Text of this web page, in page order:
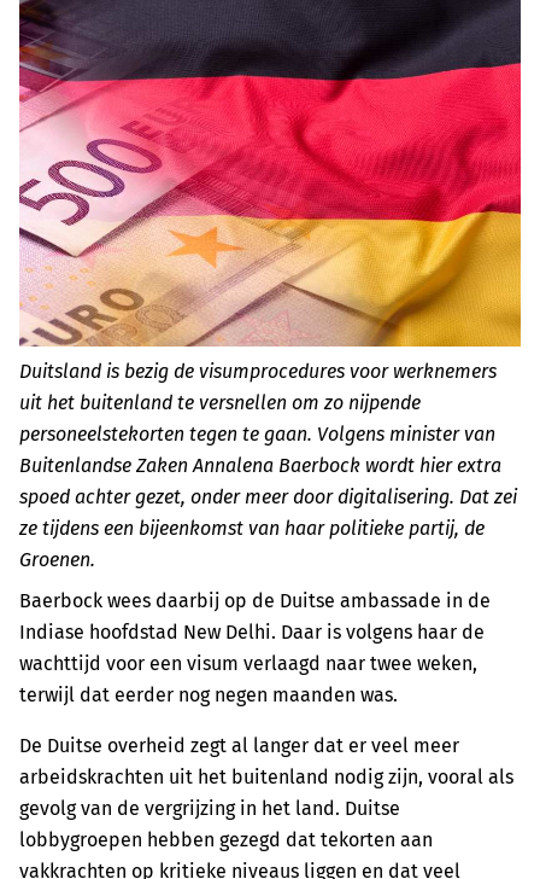
Duitsland is bezig de visumprocedures voor werknemers
uit het buitenland te versnellen om zo nijpende
personeelstekorten tegen te gaan. Volgens minister van
Buitenlandse Zaken Annalena Baerbock wordt hier extra
spoed achter gezet, onder meer door digitalisering. Dat zei
ze tijdens een bijeenkomst van haar politieke partij, de
Groenen.
Baerbock wees daarbij op de Duitse ambassade in de
Indiase hoofdstad New Delhi. Daar is volgens haar de
wachttijd voor een visum verlaagd naar twee weken,
terwijl dat eerder nog negen maanden was.
De Duitse overheid zegt al langer dat er veel meer
arbeidskrachten uit het buitenland nodig zijn, vooral als
gevolg van de vergrijzing in het land. Duitse
lobbygroepen hebben gezegd dat tekorten aan
vakkrachten op kritieke niveaus liggen en dat veel